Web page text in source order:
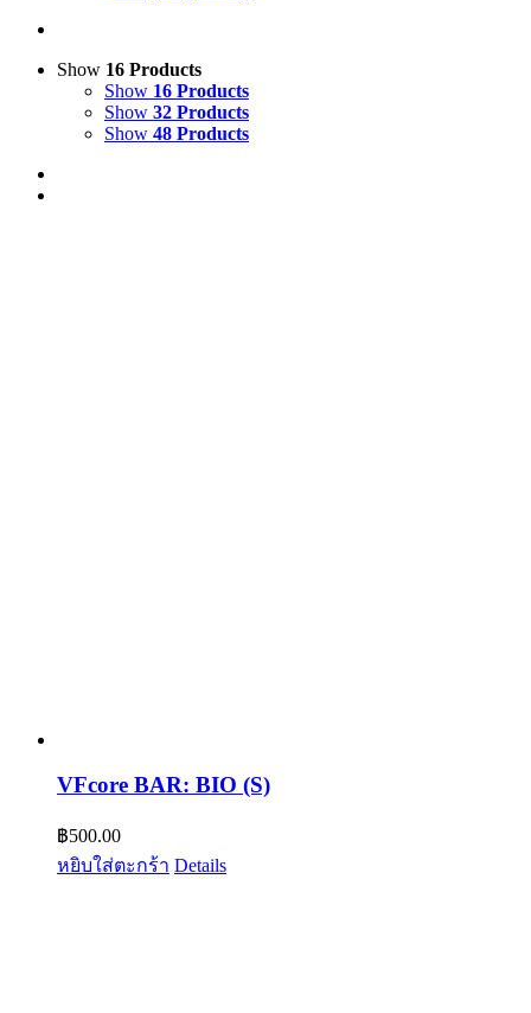
Show 16 Products
Show 16 Products
Show 32 Products
Show 48 Products
VFcore BAR: BIO (S)
฿500.00
หยิบใส่ตะกร้า Details